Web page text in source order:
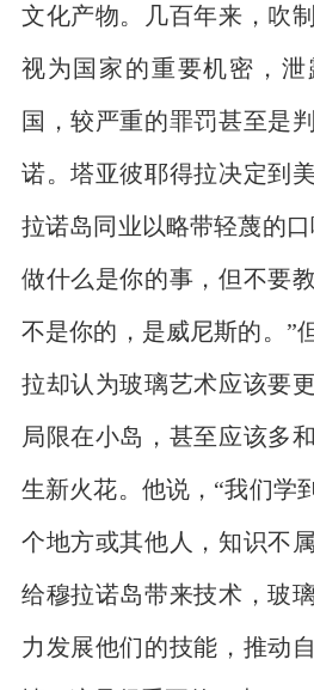
文化产物。几百年来，吹
视为国家的重要机密，泄
国，较严重的罪罚甚至是
诺。塔亚彼耶得拉决定到
拉诺岛同业以略带轻蔑的
做什么是你的事，但不要
不是你的，是威尼斯的。”
拉却认为玻璃艺术应该要
局限在小岛，甚至应该多
生新火花。他说，“我们学
个地方或其他人，知识不
给穆拉诺岛带来技术，玻
力发展他们的技能，推动